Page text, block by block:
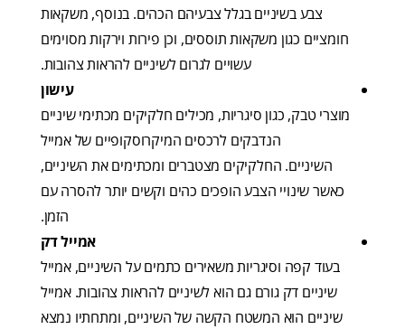
צבע בשיניים בגלל צבעיהם הכהים. בנוסף, משקאות
חומציים כגון משקאות תוססים, וכן פירות וירקות מסוימים
עשויים לגרום לשיניים להראות צהובות.
עישון
מוצרי טבק, כגון סיגריות, מכילים חלקיקים מכתימי שיניים
הנדבקים לרכסים המיקרוסקופיים של אמייל
השיניים. החלקיקים מצטברים ומכתימים את השיניים,
כאשר שינויי הצבע הופכים כהים וקשים יותר להסרה עם
הזמן.
אמייל דק
בעוד קפה וסיגריות משאירים כתמים על השיניים, אמייל
שיניים דק גורם גם הוא לשיניים להראות צהובות. אמייל
שיניים הוא המשטח הקשה של השיניים, ומתחתיו נמצא